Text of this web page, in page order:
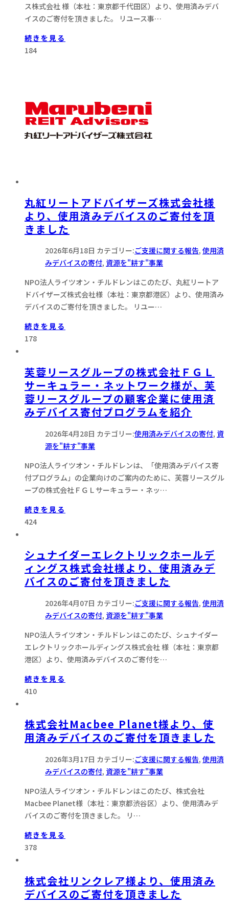
ス株式会社 様（本社：東京都千代田区）より、使用済みデバ
イスのご寄付を頂きました。 リユース事…
続きを見る
184
丸紅リートアドバイザーズ株式会社様
より、使用済みデバイスのご寄付を頂
きました
2026年6月18日 カテゴリー:ご支援に関する報告, 使用済
みデバイスの寄付, 資源を"耕す"事業
NPO法人ライツオン・チルドレンはこのたび、丸紅リートア
ドバイザーズ株式会社様（本社：東京都港区）より、使用済み
デバイスのご寄付を頂きました。 リユー…
続きを見る
178
芙蓉リースグループの株式会社ＦＧＬ
サーキュラー・ネットワーク様が、芙
蓉リースグループの顧客企業に使用済
みデバイス寄付プログラムを紹介
2026年4月28日 カテゴリー:使用済みデバイスの寄付, 資
源を"耕す"事業
NPO法人ライツオン・チルドレンは、「使用済みデバイス寄
付プログラム」の企業向けのご案内のために、芙蓉リースグル
ープの株式会社ＦＧＬサーキュラー・ネッ…
続きを見る
424
シュナイダーエレクトリックホールデ
ィングス株式会社様より、使用済みデ
バイスのご寄付を頂きました
2026年4月07日 カテゴリー:ご支援に関する報告, 使用済
みデバイスの寄付, 資源を"耕す"事業
NPO法人ライツオン・チルドレンはこのたび、シュナイダー
エレクトリックホールディングス株式会社 様（本社：東京都
港区）より、使用済みデバイスのご寄付を…
続きを見る
410
株式会社Macbee Planet様より、使
用済みデバイスのご寄付を頂きました
2026年3月17日 カテゴリー:ご支援に関する報告, 使用済
みデバイスの寄付, 資源を"耕す"事業
NPO法人ライツオン・チルドレンはこのたび、株式会社
Macbee Planet様（本社：東京都渋谷区）より、使用済みデ
バイスのご寄付を頂きました。 リ…
続きを見る
378
株式会社リンクレア様より、使用済み
デバイスのご寄付を頂きました